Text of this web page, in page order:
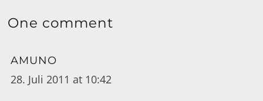
One comment
AMUNO
28. Juli 2011 at 10:42